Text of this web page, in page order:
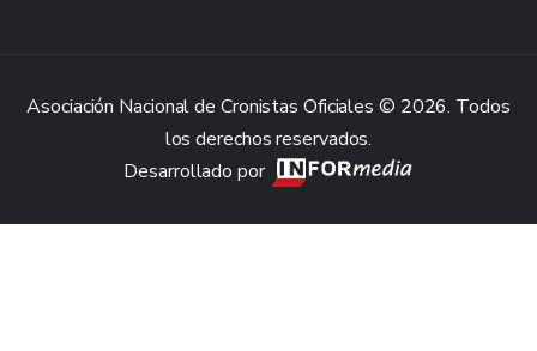
Asociación Nacional de Cronistas Oficiales © 2026. Todos
los derechos reservados.
Desarrollado por